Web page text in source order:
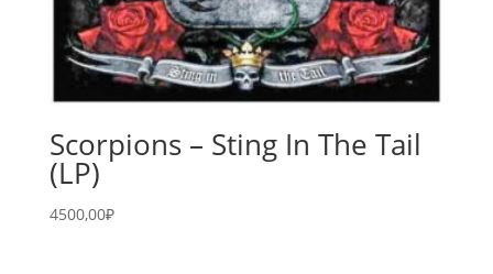
Scorpions – Sting In The Tail
(LP)
4500,00₽